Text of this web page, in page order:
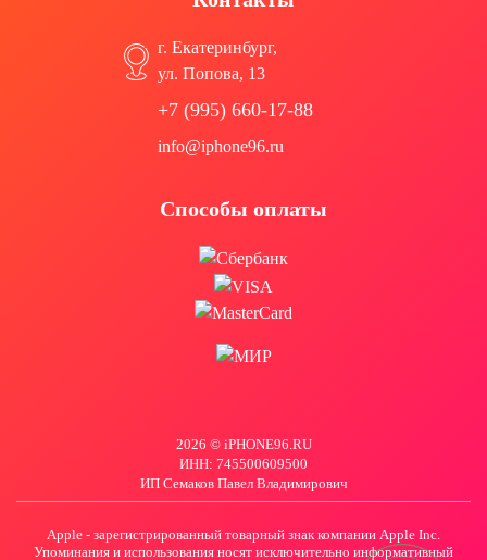
г. Екатеринбург,
ул. Попова, 13
+7 (995) 660-17-88
info@iphone96.ru
Способы оплаты
2026 © iPHONE96.RU
ИНН: 745500609500
ИП Семаков Павел Владимирович
Apple - зарегистрированный товарный знак компании Apple Inc.
Упоминания и использования носят исключительно информативный